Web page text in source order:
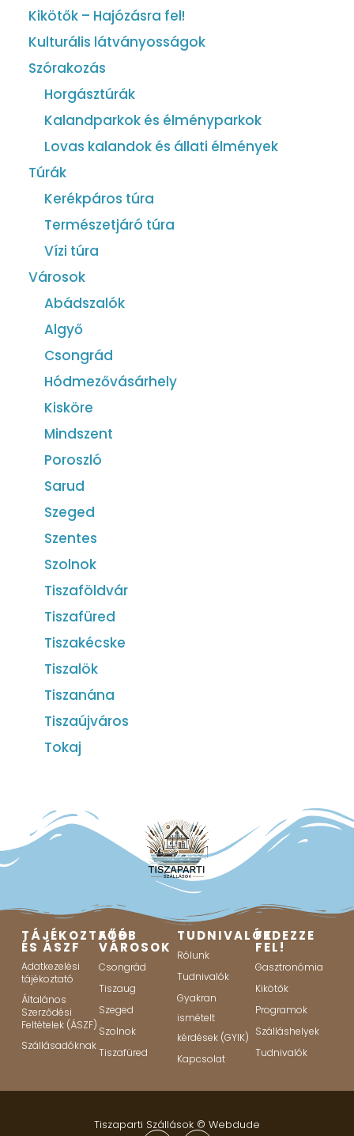
Kikötők – Hajózásra fel!
Kulturális látványosságok
Szórakozás
Horgásztúrák
Kalandparkok és élményparkok
Lovas kalandok és állati élmények
Túrák
Kerékpáros túra
Természetjáró túra
Vízi túra
Városok
Abádszalók
Algyő
Csongrád
Hódmezővásárhely
Kisköre
Mindszent
Poroszló
Sarud
Szeged
Szentes
Szolnok
Tiszaföldvár
Tiszafüred
Tiszakécske
Tiszalök
Tiszanána
Tiszaújváros
Tokaj
TÁJÉKOZTATÓ
ÉS ÁSZF
Adatkezelési
tájékoztató
Általános
Szerződési
Feltételek (ÁSZF)
Szállásadóknak
FŐBB
VÁROSOK
Csongrád
Tiszaug
Szeged
Szolnok
Tiszafüred
TUDNIVALÓK
Rólunk
Tudnivalók
Gyakran
ismételt
kérdések (GYIK)
Kapcsolat
FEDEZZE
FEL!
Gasztronómia
Kikötők
Programok
Szálláshelyek
Tudnivalók
Tiszaparti Szállások © Webdude